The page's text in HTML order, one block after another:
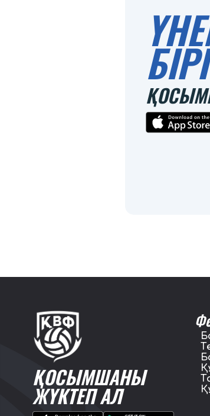
ҚОСЫМШАНЫ
ЖҮКТЕП АЛ